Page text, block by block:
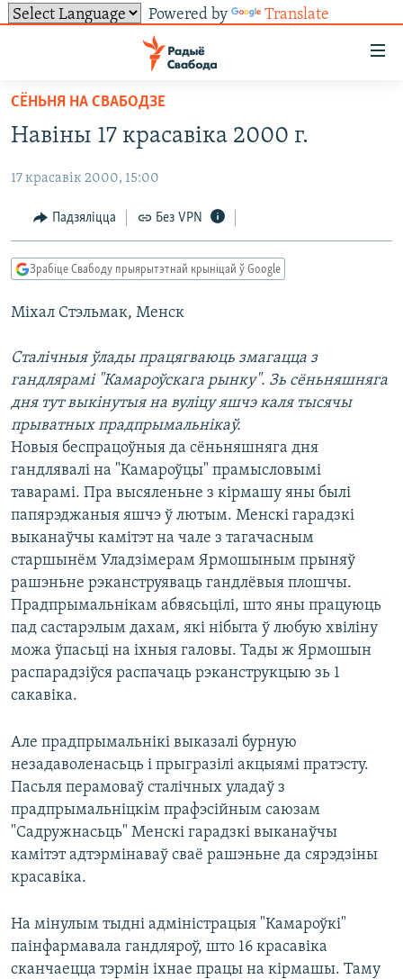
Powered by Translate
ўнівэрсальнага
доступу
Перайсьці
да
галоўнага
Перайсьці
да
галоўнай
навігацыі
Перайсьці
пошуку
ВІДЭА І ФОТА
ЛЮДЗІ
ЭКАНОМІКА
ВАЙНА
ПАЛІТВЯЗЬНІ
КУЛЬТУРА
КАЛЯНДАР
ТОЛЬКІ НА СВАБОДЗЕ
ТЭСТЫ
БЛОГІ
ПАДКАСТЫ
КНІГІ
PREMIUM
МОВА
НА ХВАЛЯХ СВАБОДЫ
СУВЯЗЬ
АБЫСЬЦІ БЛЯКАВАНЬНЕ
ПАДПІСАЦЦА
ПАДКАСТЫ
FACEBOOK
САЧЫЦЕ ЗА АБНАЎЛЕНЬНЯМІ
Усе сайты РС/РСЭ
СЁНЬНЯ НА СВАБОДЗЕ
Навіны 17 красавіка 2000 г.
17 красавік 2000, 15:00
Падзяліцца Без VPN
Зрабіце Свабоду прыярытэтнай крыніцай ў Google
Міхал Стэльмак, Менск
Сталічныя ўлады працягваюць змагацца з
гандлярамі "Камароўскага рынку". Зь сёньняшняга
дня тут выкінутыя на вуліцу яшчэ каля тысячы
прыватных прадпрымальнікаў.
Новыя беспрацоўныя да сёньняшняга дня
гандлявалі на "Камароўцы" прамысловымі
таварамі. Пра высяленьне з кірмашу яны былі
папярэджаныя яшчэ ў лютым. Менскі гарадзкі
выканаўчы камітэт на чале з тагачасным
старшынём Уладзімерам Ярмошыным прыняў
рашэньне рэканструяваць гандлёвыя плошчы.
Прадпрымальнікам абвясьцілі, што яны працуюць
пад састарэлым дахам, які нібыта ў любую хвіліну
можа ўпасьці на іхныя галовы. Тады ж Ярмошын
распарадзіўся распачаць рэканструкцыю зь 1
сакавіка.
Але прадпрымальнікі выказалі бурную
незадаволенасьць і прыгразілі акцыямі пратэсту.
Пасьля перамоваў сталічных уладаў з
прадпрымальніцкім прафэсійным саюзам
"Садружнасьць" Менскі гарадзкі выканаўчы
камітэт адтэрмінаваў сваё рашэньне да сярэдзіны
красавіка.
На мінулым тыдні адміністрацыя "Камароўкі"
паінфармавала гандляроў, што 16 красавіка
сканчаецца тэрмін іхнае працы на кірмашы. Таму